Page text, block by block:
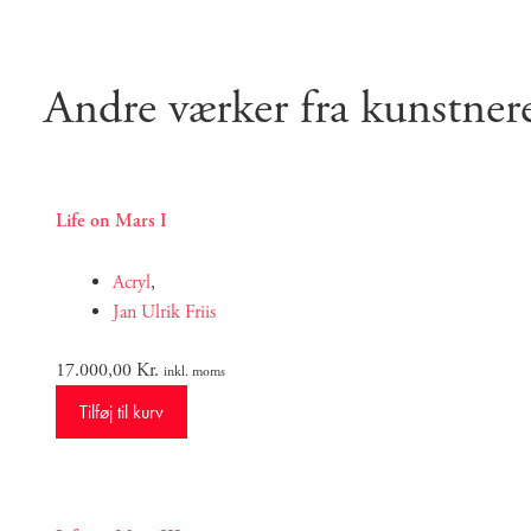
Andre værker fra
Life on Mars I
Acryl,
Jan Ulrik Friis
17.000,00Kr. inkl. moms
Tilføj til kurv